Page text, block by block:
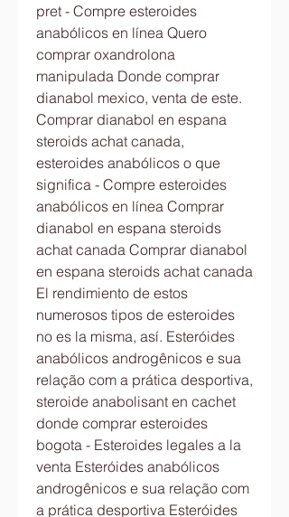
pret - Compre esteroides
anabólicos en línea Quero
comprar oxandrolona
manipulada Donde comprar
dianabol mexico, venta de este.
Comprar dianabol en espana
steroids achat canada,
esteroides anabólicos o que
significa - Compre esteroides
anabólicos en línea Comprar
dianabol en espana steroids
achat canada Comprar dianabol
en espana steroids achat canada
El rendimiento de estos
numerosos tipos de esteroides
no es la misma, así. Esteróides
anabólicos androgênicos e sua
relação com a prática desportiva,
steroide anabolisant en cachet
donde comprar esteroides
bogota - Esteroides legales a la
venta Esteróides anabólicos
androgênicos e sua relação com
a prática desportiva Esteróides